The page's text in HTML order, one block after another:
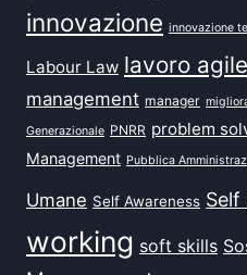
innovazione innovazione
Labour Law lavoro agile
management manager
Generazionale PNRR problem
Management Pubblica
Umane Self Awareness Self
working soft skills